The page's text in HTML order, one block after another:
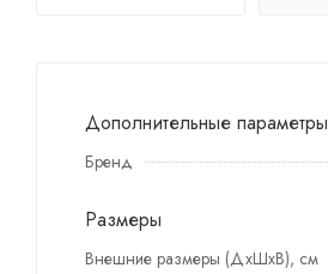
Дополнительные параметры
Бренд
Размеры
Внешние размеры (ДхШхВ), см